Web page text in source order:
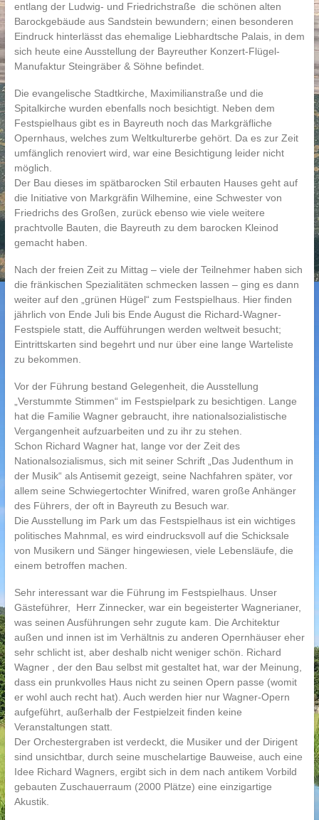
entlang der Ludwig- und Friedrichstraße die schönen alten
Barockgebäude aus Sandstein bewundern; einen besonderen
Eindruck hinterlässt das ehemalige Liebhardtsche Palais, in dem
sich heute eine Ausstellung der Bayreuther Konzert-Flügel-
Manufaktur Steingräber & Söhne befindet.
Die evangelische Stadtkirche, Maximilianstraße und die
Spitalkirche wurden ebenfalls noch besichtigt. Neben dem
Festspielhaus gibt es in Bayreuth noch das Markgräfliche
Opernhaus, welches zum Weltkulturerbe gehört. Da es zur Zeit
umfänglich renoviert wird, war eine Besichtigung leider nicht
möglich.
Der Bau dieses im spätbarocken Stil erbauten Hauses geht auf
die Initiative von Markgräfin Wilhemine, eine Schwester von
Friedrichs des Großen, zurück ebenso wie viele weitere
prachtvolle Bauten, die Bayreuth zu dem barocken Kleinod
gemacht haben.
Nach der freien Zeit zu Mittag – viele der Teilnehmer haben sich
die fränkischen Spezialitäten schmecken lassen – ging es dann
weiter auf den „grünen Hügel“ zum Festspielhaus. Hier finden
jährlich von Ende Juli bis Ende August die Richard-Wagner-
Festspiele statt, die Aufführungen werden weltweit besucht;
Eintrittskarten sind begehrt und nur über eine lange Warteliste
zu bekommen.
Vor der Führung bestand Gelegenheit, die Ausstellung
„Verstummte Stimmen“ im Festspielpark zu besichtigen. Lange
hat die Familie Wagner gebraucht, ihre nationalsozialistische
Vergangenheit aufzuarbeiten und zu ihr zu stehen.
Schon Richard Wagner hat, lange vor der Zeit des
Nationalsozialismus, sich mit seiner Schrift „Das Judenthum in
der Musik“ als Antisemit gezeigt, seine Nachfahren später, vor
allem seine Schwiegertochter Winifred, waren große Anhänger
des Führers, der oft in Bayreuth zu Besuch war.
Die Ausstellung im Park um das Festspielhaus ist ein wichtiges
politisches Mahnmal, es wird eindrucksvoll auf die Schicksale
von Musikern und Sänger hingewiesen, viele Lebensläufe, die
einem betroffen machen.
Sehr interessant war die Führung im Festspielhaus. Unser
Gästeführer, Herr Zinnecker, war ein begeisterter Wagnerianer,
was seinen Ausführungen sehr zugute kam. Die Architektur
außen und innen ist im Verhältnis zu anderen Opernhäuser eher
sehr schlicht ist, aber deshalb nicht weniger schön. Richard
Wagner , der den Bau selbst mit gestaltet hat, war der Meinung,
dass ein prunkvolles Haus nicht zu seinen Opern passe (womit
er wohl auch recht hat). Auch werden hier nur Wagner-Opern
aufgeführt, außerhalb der Festpielzeit finden keine
Veranstaltungen statt.
Der Orchestergraben ist verdeckt, die Musiker und der Dirigent
sind unsichtbar, durch seine muschelartige Bauweise, auch eine
Idee Richard Wagners, ergibt sich in dem nach antikem Vorbild
gebauten Zuschauerraum (2000 Plätze) eine einzigartige
Akustik.